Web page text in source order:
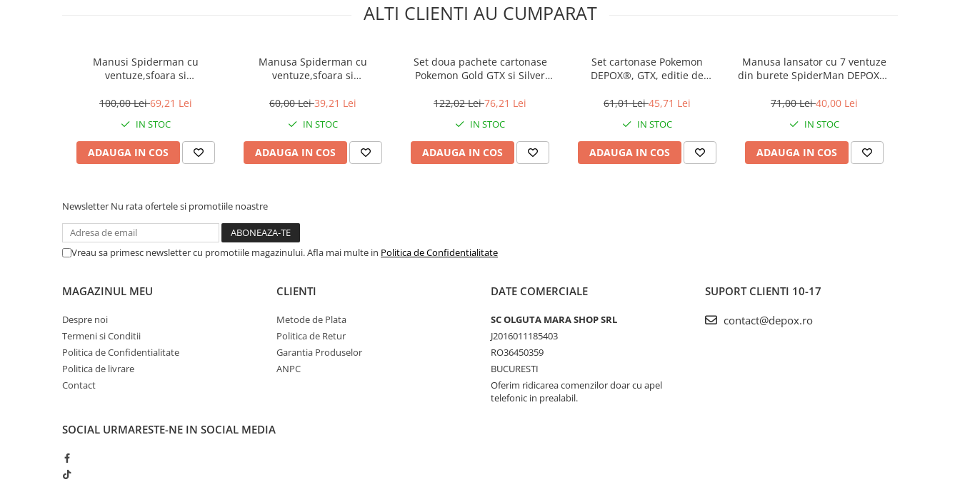
Ascutitoare si seturi de ascutire
Electrocasnice
Incubatoare oua
ELECTRONICE
Baterii telefoane
Baterii si acumulatori
Cantare electronice comerciale
Casti audio telefoane
Masini de gaurit si insurubat
INSTRUMENTE MUZICALE
Microfoane
ALTI CLIENTI AU CUMPARAT
Manusi Spiderman cu
ventuze,sfoara si
100,00 Lei69,21 Lei
IN STOC
ADAUGA IN COS
Manusa Spiderman cu
ventuze,sfoara si
60,00 Lei39,21 Lei
IN STOC
ADAUGA IN COS
Set doua pachete cartonase
Pokemon Gold GTX si Silver
bucati, aurii/argintii
122,02 Lei76,21 Lei
IN STOC
ADAUGA IN COS
Set cartonase Pokemon
DEPOX®, GTX, editie de
61,01 Lei45,71 Lei
IN STOC
ADAUGA IN COS
Manusa lansator cu 7 ventuze
din burete SpiderMan DEPOX®,
71,00 Lei40,00 Lei
IN STOC
ADAUGA IN COS
Newsletter Nu rata ofertele si promotiile noastre
Vreau sa primesc newsletter cu promotiile magazinului. Afla mai multe in Politica de Confidentialitate
MAGAZINUL MEU
Despre noi
Termeni si Conditii
Politica de Confidentialitate
Politica de livrare
Contact
CLIENTI
Metode de Plata
Politica de Retur
Garantia Produselor
ANPC
DATE COMERCIALE
SC OLGUTA MARA SHOP SRL
J2016011185403
RO36450359
BUCURESTI
Oferim ridicarea comenzilor doar cu apel
telefonic in prealabil.
SUPORT CLIENTI 10-17
contact@depox.ro
SOCIAL URMARESTE-NE IN SOCIAL MEDIA